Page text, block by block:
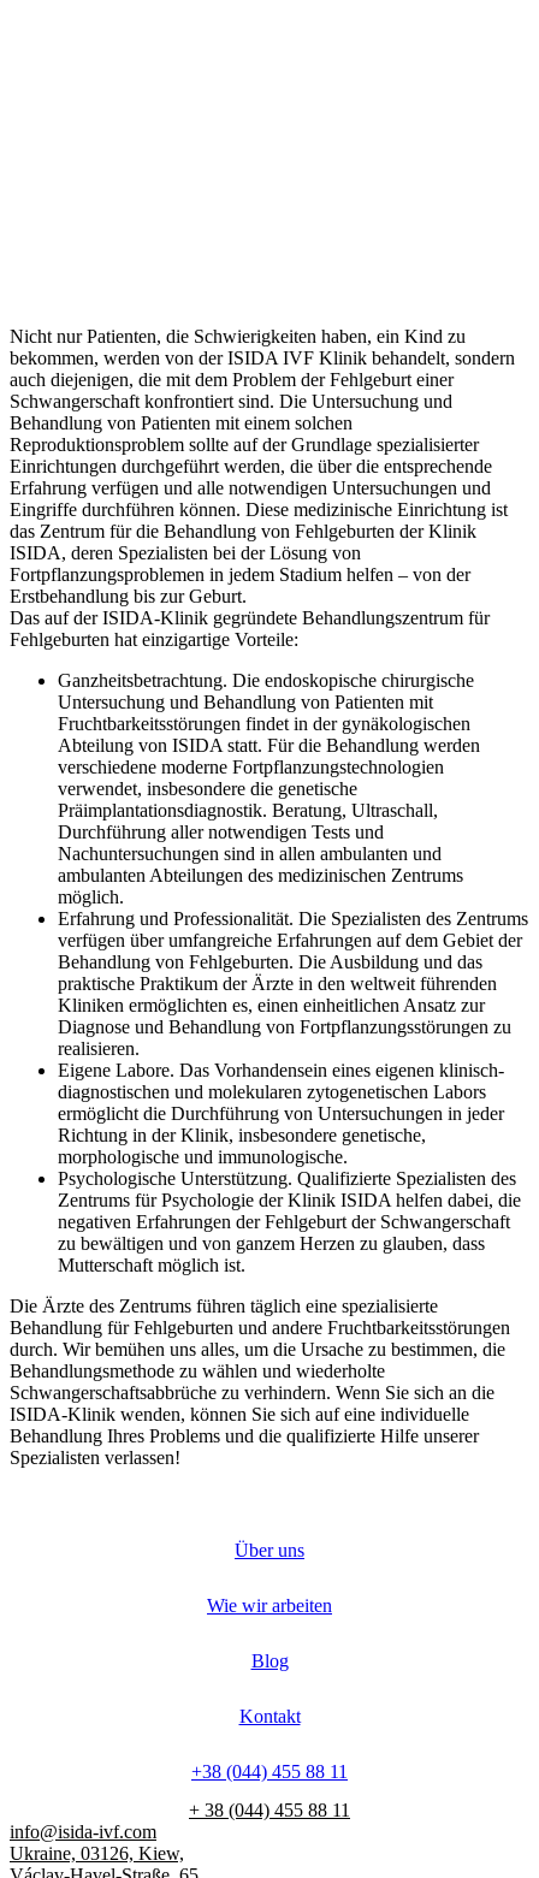
Nicht nur Patienten, die Schwierigkeiten haben, ein Kind zu
bekommen, werden von der ISIDA IVF Klinik behandelt, sondern
auch diejenigen, die mit dem Problem der Fehlgeburt einer
Schwangerschaft konfrontiert sind. Die Untersuchung und
Behandlung von Patienten mit einem solchen
Reproduktionsproblem sollte auf der Grundlage spezialisierter
Einrichtungen durchgeführt werden, die über die entsprechende
Erfahrung verfügen und alle notwendigen Untersuchungen und
Eingriffe durchführen können. Diese medizinische Einrichtung ist
das Zentrum für die Behandlung von Fehlgeburten der Klinik
ISIDA, deren Spezialisten bei der Lösung von
Fortpflanzungsproblemen in jedem Stadium helfen – von der
Erstbehandlung bis zur Geburt.
Das auf der ISIDA-Klinik gegründete Behandlungszentrum für
Fehlgeburten hat einzigartige Vorteile:
Ganzheitsbetrachtung. Die endoskopische chirurgische
Untersuchung und Behandlung von Patienten mit
Fruchtbarkeitsstörungen findet in der gynäkologischen
Abteilung von ISIDA statt. Für die Behandlung werden
verschiedene moderne Fortpflanzungstechnologien
verwendet, insbesondere die genetische
Präimplantationsdiagnostik. Beratung, Ultraschall,
Durchführung aller notwendigen Tests und
Nachuntersuchungen sind in allen ambulanten und
ambulanten Abteilungen des medizinischen Zentrums
möglich.
Erfahrung und Professionalität. Die Spezialisten des Zentrums
verfügen über umfangreiche Erfahrungen auf dem Gebiet der
Behandlung von Fehlgeburten. Die Ausbildung und das
praktische Praktikum der Ärzte in den weltweit führenden
Kliniken ermöglichten es, einen einheitlichen Ansatz zur
Diagnose und Behandlung von Fortpflanzungsstörungen zu
realisieren.
Eigene Labore. Das Vorhandensein eines eigenen klinisch-
diagnostischen und molekularen zytogenetischen Labors
ermöglicht die Durchführung von Untersuchungen in jeder
Richtung in der Klinik, insbesondere genetische,
morphologische und immunologische.
Psychologische Unterstützung. Qualifizierte Spezialisten des
Zentrums für Psychologie der Klinik ISIDA helfen dabei, die
negativen Erfahrungen der Fehlgeburt der Schwangerschaft
zu bewältigen und von ganzem Herzen zu glauben, dass
Mutterschaft möglich ist.
Die Ärzte des Zentrums führen täglich eine spezialisierte
Behandlung für Fehlgeburten und andere Fruchtbarkeitsstörungen
durch. Wir bemühen uns alles, um die Ursache zu bestimmen, die
Behandlungsmethode zu wählen und wiederholte
Schwangerschaftsabbrüche zu verhindern. Wenn Sie sich an die
ISIDA-Klinik wenden, können Sie sich auf eine individuelle
Behandlung Ihres Problems und die qualifizierte Hilfe unserer
Spezialisten verlassen!
Über uns
Wie wir arbeiten
Blog
Kontakt
+38 (044) 455 88 11
+ 38 (044) 455 88 11
info@isida-ivf.com
Ukraine, 03126, Kiew,